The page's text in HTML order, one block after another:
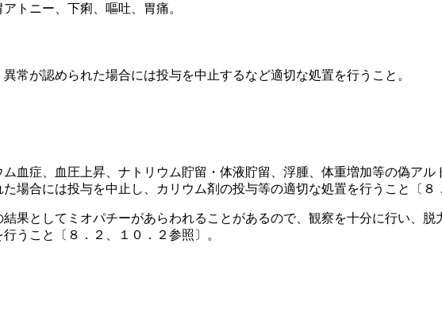
トニー、下痢、嘔吐、胃痛。
常が認められた場合には投与を中止するなど適切な処置を行うこと。
血症、血圧上昇、ナトリウム貯留・体液貯留、浮腫、体重増加等の偽ア
場合には投与を中止し、カリウム剤の投与等の適切な処置を行うこと〔８
果としてミオパチーがあらわれることがあるので、観察を十分に行い、
うこと〔８．２、１０．２参照〕。